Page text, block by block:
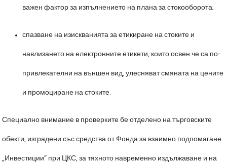
важен фактор за изпълнението на плана за стокооборота;
спазване на изискванията за етикиране на стоките и
навлизането на електронните етикети, които освен че са по-
привлекателни на външен вид, улесняват смяната на цените
и промоциране на стоките.
Специално внимание в проверките бе отделено на търговските
обекти, изградени със средства от Фонда за взаимно подпомагане
„Инвестиции” при ЦКС, за тяхното навременно издължаване и на